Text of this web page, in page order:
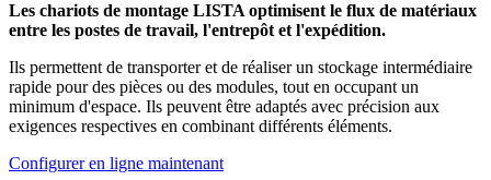
Les chariots de montage LISTA optimisent le flux de matériaux
entre les postes de travail, l'entrepôt et l'expédition.
Ils permettent de transporter et de réaliser un stockage intermédiaire
rapide pour des pièces ou des modules, tout en occupant un
minimum d'espace. Ils peuvent être adaptés avec précision aux
exigences respectives en combinant différents éléments.
Configurer en ligne maintenant